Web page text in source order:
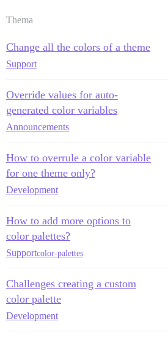
Thema
Change all the colors of a theme
Support
Override values for auto-
generated color variables
Announcements
How to overrule a color variable
for one theme only?
Development
How to add more options to
color palettes?
Supportcolor-palettes
Challenges creating a custom
color palette
Development